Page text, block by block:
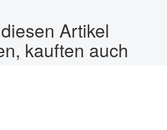
Artikel
kauften auch